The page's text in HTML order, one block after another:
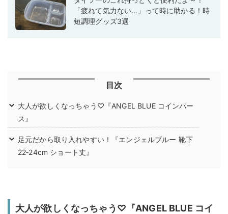
「疲れて気力ない…」って時に助かる！時
短調理グッズ3選
目次
大人が欲しくなっちゃう♡『ANGEL BLUE コインパー
ス』
足元だから取り入れやすい！『エンジェルブルー 靴下
22‐24cm ショート丈』
大人が欲しくなっちゃう♡『ANGEL BLUE コイ